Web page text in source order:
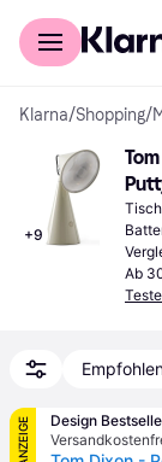
Für Shopper
Klarna/Shopping/
+9
Ab
ANZEIGE
Design